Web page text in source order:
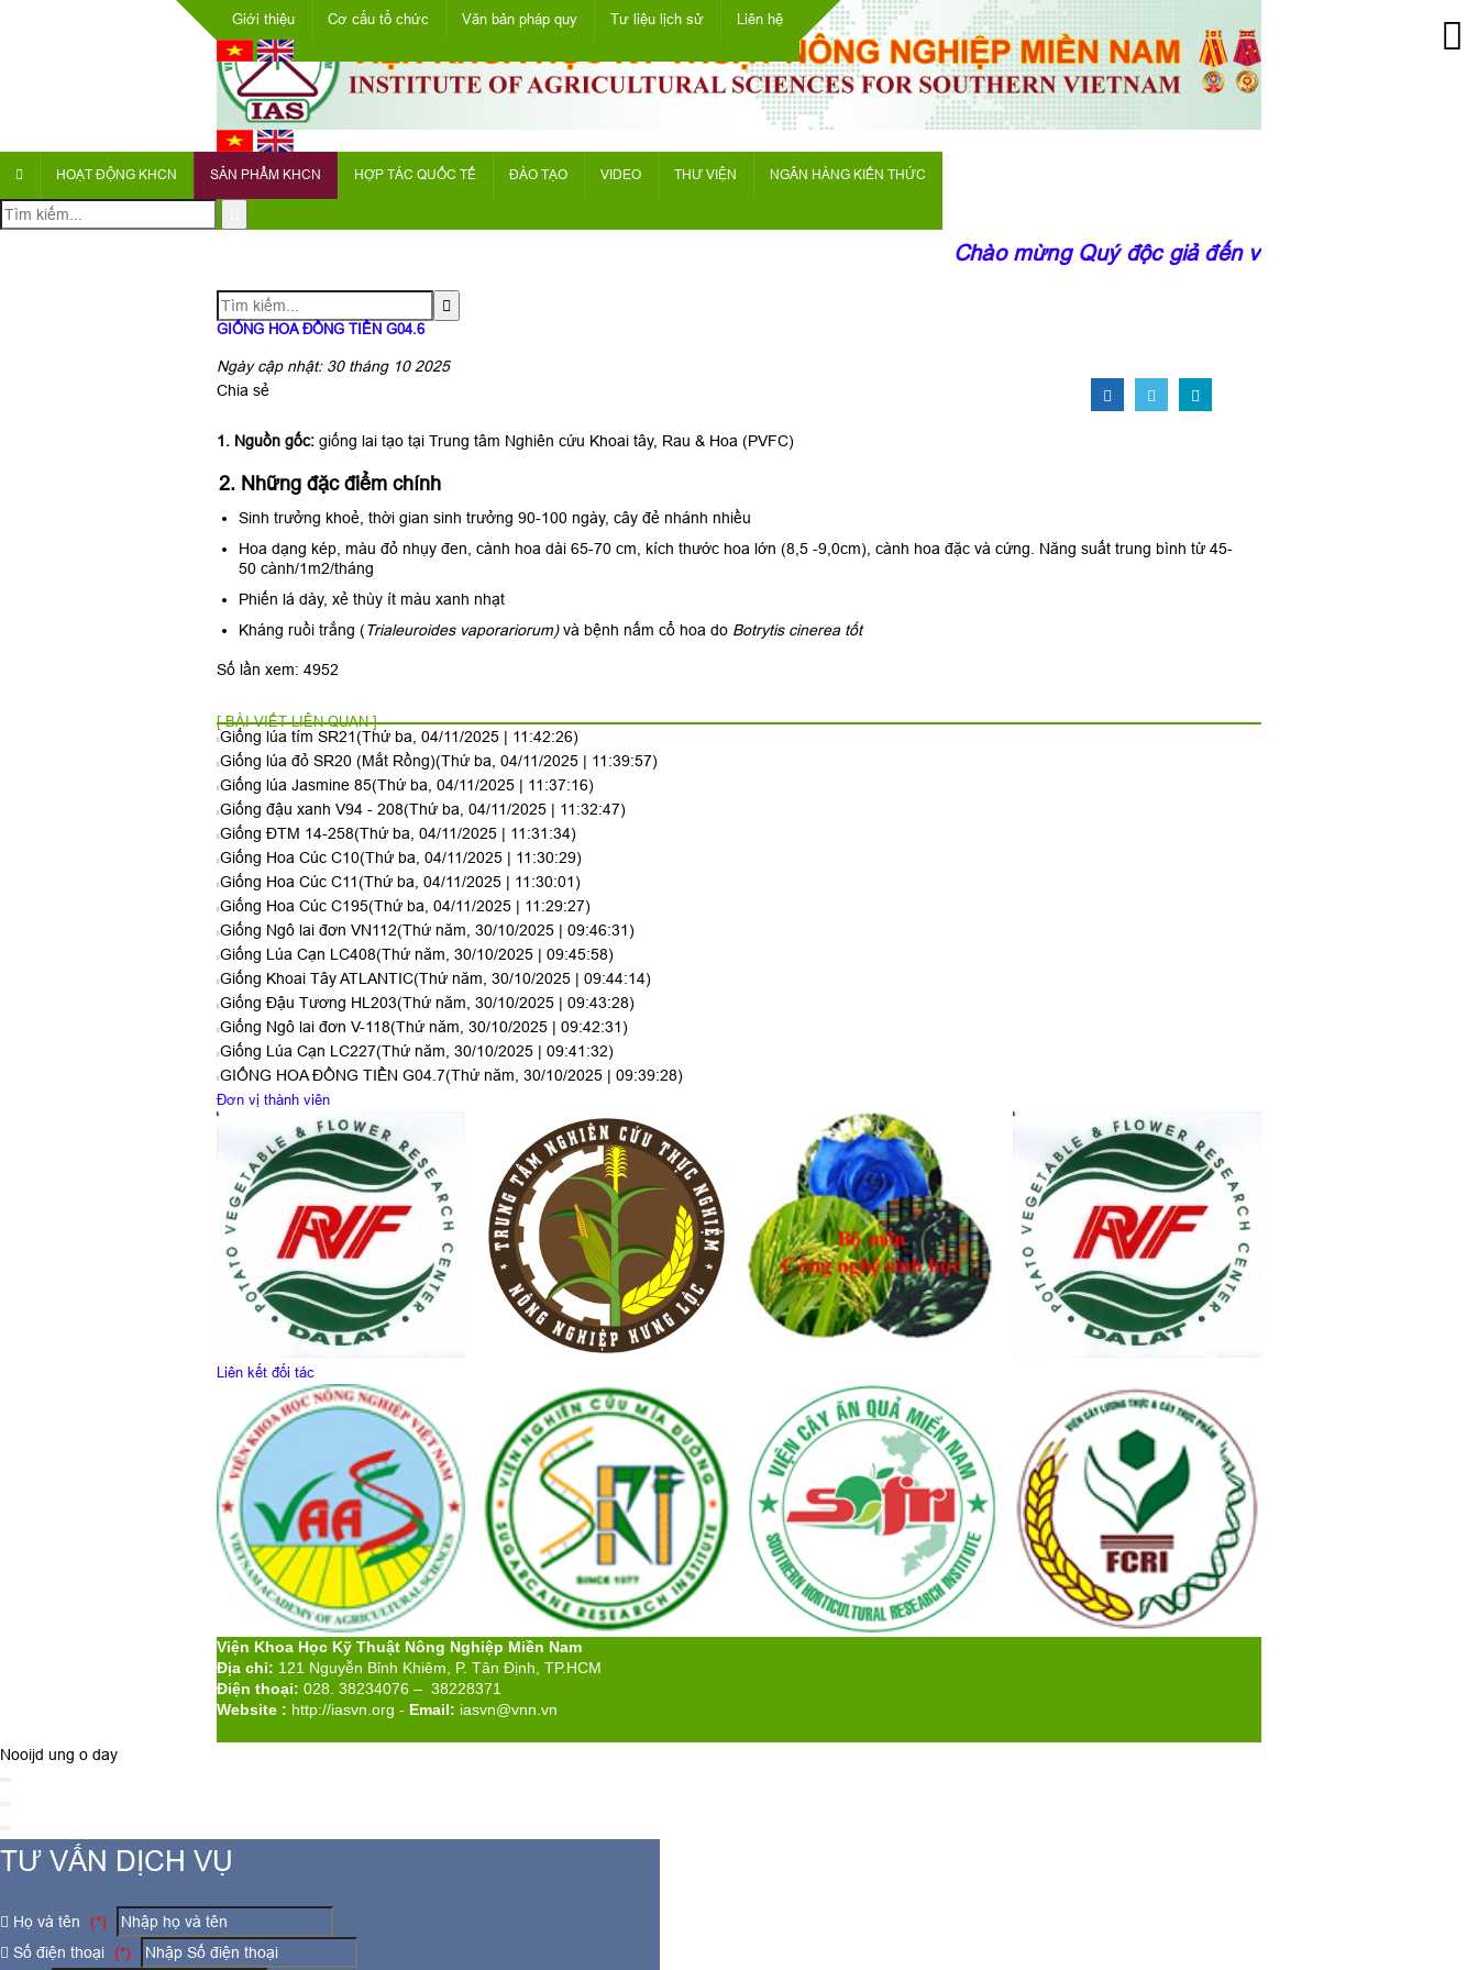
Giới thiệu Cơ cấu tổ chức Văn bản pháp quy Tư liệu lịch sử Liên hệ
HOẠT ĐỘNG KHCN SẢN PHẨM KHCN HỢP TÁC QUỐC TẾ ĐÀO TẠO VIDEO THƯ VIỆN NGÂN HÀNG KIẾN THỨC
Chào mừng Quý độc giả đến với trang thông tin
GIỐNG HOA ĐỒNG TIỀN G04.6
Ngày cập nhật: 30 tháng 10 2025
Chia sẻ
1. Nguồn gốc: giống lai tạo tại Trung tâm Nghiên cứu Khoai tây, Rau & Hoa (PVFC)
2. Những đặc điểm chính
Sinh trưởng khoẻ, thời gian sinh trưởng 90-100 ngày, cây đẻ nhánh nhiều
Hoa dạng kép, màu đỏ nhụy đen, cành hoa dài 65-70 cm, kích thước hoa lớn (8,5 -9,0cm), cành hoa đặc và cứng. Năng suất trung bình từ 45-
50 cành/1m2/tháng
Phiến lá dày, xẻ thùy ít màu xanh nhạt
Kháng ruồi trắng (Trialeuroides vaporariorum)và bệnh nấm cổ hoa do Botrytis cinerea tốt
Số lần xem: 4952
[ BÀI VIẾT LIÊN QUAN ]
Giống lúa tím SR21(Thứ ba, 04/11/2025 | 11:42:26)
Giống lúa đỏ SR20 (Mắt Rồng)(Thứ ba, 04/11/2025 | 11:39:57)
Giống lúa Jasmine 85(Thứ ba, 04/11/2025 | 11:37:16)
Giống đậu xanh V94 - 208(Thứ ba, 04/11/2025 | 11:32:47)
Giống ĐTM 14-258(Thứ ba, 04/11/2025 | 11:31:34)
Giống Hoa Cúc C10(Thứ ba, 04/11/2025 | 11:30:29)
Giống Hoa Cúc C11(Thứ ba, 04/11/2025 | 11:30:01)
Giống Hoa Cúc C195(Thứ ba, 04/11/2025 | 11:29:27)
Giống Ngô lai đơn VN112(Thứ năm, 30/10/2025 | 09:46:31)
Giống Lúa Cạn LC408(Thứ năm, 30/10/2025 | 09:45:58)
Giống Khoai Tây ATLANTIC(Thứ năm, 30/10/2025 | 09:44:14)
Giống Đậu Tương HL203(Thứ năm, 30/10/2025 | 09:43:28)
Giống Ngô lai đơn V-118(Thứ năm, 30/10/2025 | 09:42:31)
Giống Lúa Cạn LC227(Thứ năm, 30/10/2025 | 09:41:32)
GIỐNG HOA ĐỒNG TIỀN G04.7(Thứ năm, 30/10/2025 | 09:39:28)
Đơn vị thành viên
Liên kết đối tác
Viện Khoa Học Kỹ Thuật Nông Nghiệp Miền Nam
Địa chỉ: 121 Nguyễn Bỉnh Khiêm, P. Tân Định, TP.HCM
Điện thoại: 028. 38234076 – 38228371
Website : http://iasvn.org - Email: iasvn@vnn.vn
Nooijd ung o day
TƯ VẤN DỊCH VỤ
Họ và tên
(*)
Số điện thoại
(*)